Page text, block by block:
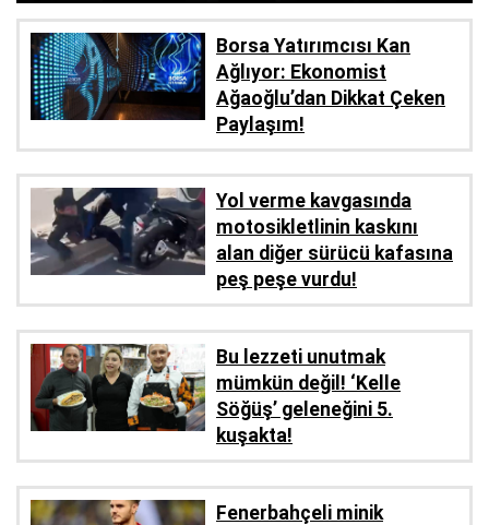
Borsa Yatırımcısı Kan
Ağlıyor: Ekonomist
Ağaoğlu’dan Dikkat Çeken
Paylaşım!
Yol verme kavgasında
motosikletlinin kaskını
alan diğer sürücü kafasına
peş peşe vurdu!
Bu lezzeti unutmak
mümkün değil! ‘Kelle
Söğüş’ geleneğini 5.
kuşakta!
Fenerbahçeli minik